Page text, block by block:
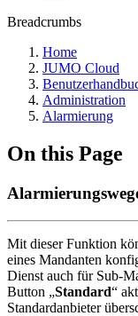
Breadcrumbs
Home
JUMO Cloud
Administration
Alarmierung
On this Page
Mit dieser Funktion
eines Mandanten
Dienst auch für Sub-
Button „Standard“
Standardanbieter